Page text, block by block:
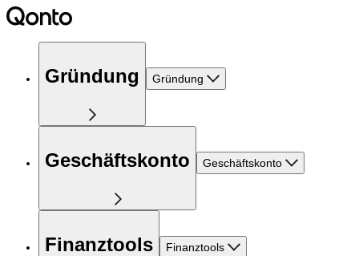
Gründung Gründung
Geschäftskonto Geschäftskonto
Finanztools Finanztools